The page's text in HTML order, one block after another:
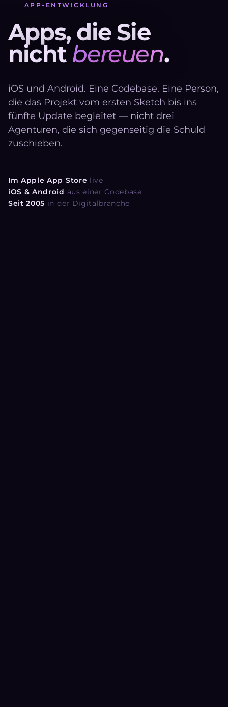
APP-ENTWICKLUNG
Apps, die Sie
nicht bereuen.
iOS und Android. Eine Codebase. Eine Person,
die das Projekt vom ersten Sketch bis ins
fünfte Update begleitet — nicht drei
Agenturen, die sich gegenseitig die Schuld
zuschieben.
Im Apple App Store live
iOS & Android aus einer Codebase
Seit 2005 in der Digitalbranche